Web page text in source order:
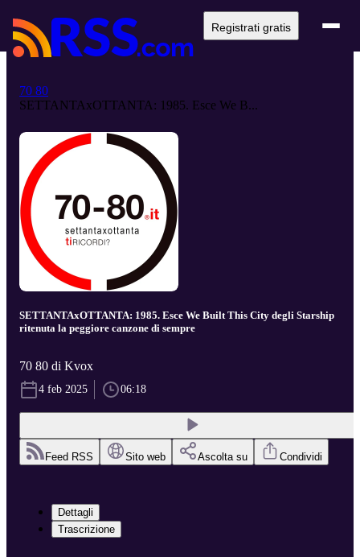
Registrati gratis
70 80
SETTANTAxOTTANTA: 1985. Esce We B...
SETTANTAxOTTANTA: 1985. Esce We Built This City degli Starship
ritenuta la peggiore canzone di sempre
70 80 di Kvox
4 feb 2025 06:18
Feed RSS Sito web Ascolta su Condividi
Dettagli
Trascrizione